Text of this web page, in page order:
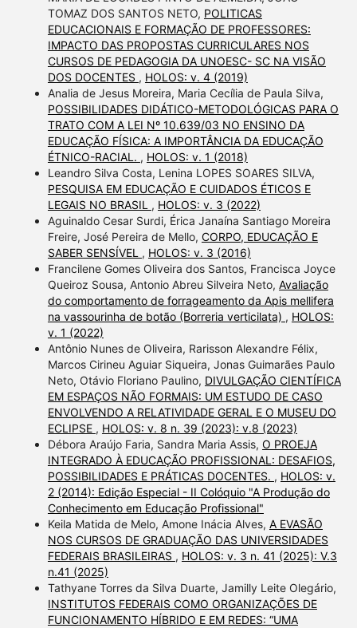
TOMAZ DOS SANTOS NETO, POLITICAS
EDUCACIONAIS E FORMAÇÃO DE PROFESSORES:
IMPACTO DAS PROPOSTAS CURRICULARES NOS
CURSOS DE PEDAGOGIA DA UNOESC- SC NA VISÃO
DOS DOCENTES , HOLOS: v. 4 (2019)
Analia de Jesus Moreira, Maria Cecília de Paula Silva,
POSSIBILIDADES DIDÁTICO-METODOLÓGICAS PARA O
TRATO COM A LEI Nº 10.639/03 NO ENSINO DA
EDUCAÇÃO FÍSICA: A IMPORTÂNCIA DA EDUCAÇÃO
ÉTNICO-RACIAL. , HOLOS: v. 1 (2018)
Leandro Silva Costa, Lenina LOPES SOARES SILVA,
PESQUISA EM EDUCAÇÃO E CUIDADOS ÉTICOS E
LEGAIS NO BRASIL , HOLOS: v. 3 (2022)
Aguinaldo Cesar Surdi, Érica Janaína Santiago Moreira
Freire, José Pereira de Mello, CORPO, EDUCAÇÃO E
SABER SENSÍVEL , HOLOS: v. 3 (2016)
Francilene Gomes Oliveira dos Santos, Francisca Joyce
Queiroz Sousa, Antonio Abreu Silveira Neto, Avaliação
do comportamento de forrageamento da Apis mellifera
na vassourinha de botão (Borreria verticilata) , HOLOS:
v. 1 (2022)
Antônio Nunes de Oliveira, Rarisson Alexandre Félix,
Marcos Cirineu Aguiar Siqueira, Jonas Guimarães Paulo
Neto, Otávio Floriano Paulino, DIVULGAÇÃO CIENTÍFICA
EM ESPAÇOS NÃO FORMAIS: UM ESTUDO DE CASO
ENVOLVENDO A RELATIVIDADE GERAL E O MUSEU DO
ECLIPSE , HOLOS: v. 8 n. 39 (2023): v.8 (2023)
Débora Araújo Faria, Sandra Maria Assis, O PROEJA
INTEGRADO À EDUCAÇÃO PROFISSIONAL: DESAFIOS,
POSSIBILIDADES E PRÁTICAS DOCENTES. , HOLOS: v.
2 (2014): Edição Especial - II Colóquio "A Produção do
Conhecimento em Educação Profissional"
Keila Matida de Melo, Amone Inácia Alves, A EVASÃO
NOS CURSOS DE GRADUAÇÃO DAS UNIVERSIDADES
FEDERAIS BRASILEIRAS , HOLOS: v. 3 n. 41 (2025): V.3
n.41 (2025)
Tathyane Torres da Silva Duarte, Jamilly Leite Olegário,
INSTITUTOS FEDERAIS COMO ORGANIZAÇÕES DE
FUNCIONAMENTO HÍBRIDO E EM REDES: “UMA